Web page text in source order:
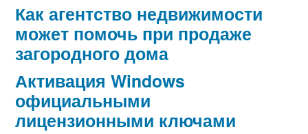
Как агентство недвижимости
может помочь при продаже
загородного дома
Активация Windows
официальными
лицензионными ключами